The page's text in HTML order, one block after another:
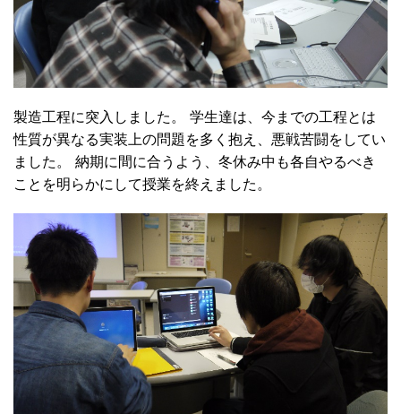
製造工程に突入しました。 学生達は、今までの工程とは
性質が異なる実装上の問題を多く抱え、悪戦苦闘をしてい
ました。 納期に間に合うよう、冬休み中も各自やるべき
ことを明らかにして授業を終えました。